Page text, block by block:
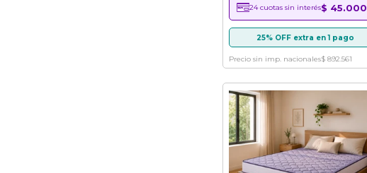
24 cuotas sin interés$ 45.000
25% OFF extra en 1 pago
Precio sin imp. nacionales$ 892.561